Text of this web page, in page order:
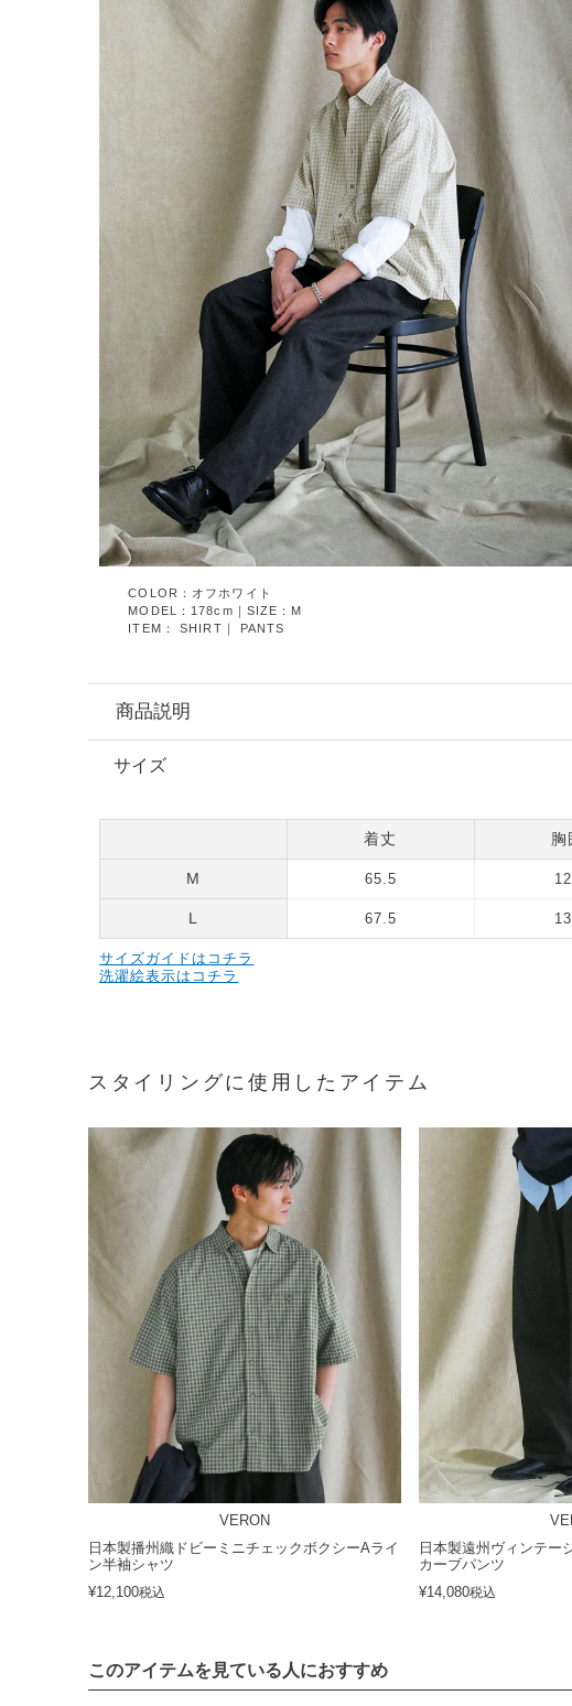
COLOR：オフホワイト
MODEL：178cm｜SIZE：M
ITEM：SHIRT ｜ PANTS
商品説明
サイズ
着丈 胸
M 65.5
L 67.5
サイズガイドはコチラ
洗濯絵表示はコチラ
スタイリングに使用したアイテム
VERON
日本製播州織ドビーミニチェックボクシーAライ
ン半袖シャツ
¥12,100税込
日本製遠州ヴィンテー
カーブパンツ
¥14,080税込
このアイテムを見ている人におすすめ